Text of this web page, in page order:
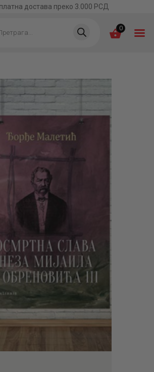
достава преко 3.000 РСД
0
КЊИГЕ
ОД